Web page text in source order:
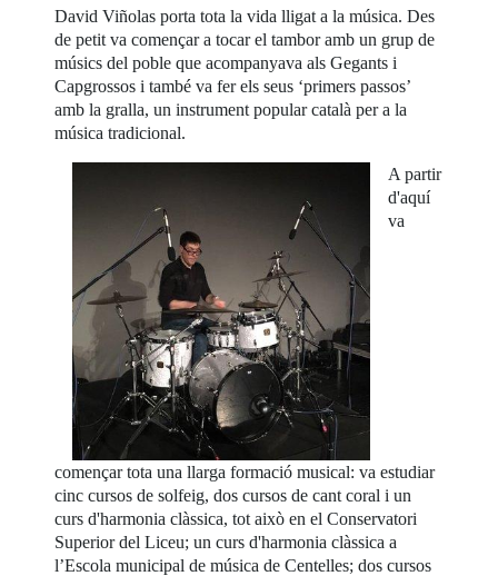
David Viñolas porta tota la vida lligat a la música. Des
de petit va començar a tocar el tambor amb un grup de
músics del poble que acompanyava als Gegants i
Capgrossos i també va fer els seus ‘primers passos’
amb la gralla, un instrument popular català per a la
música tradicional.
A partir
d'aquí
va
començar tota una llarga formació musical: va estudiar
cinc cursos de solfeig, dos cursos de cant coral i un
curs d'harmonia clàssica, tot això en el Conservatori
Superior del Liceu; un curs d'harmonia clàssica a
l’Escola municipal de música de Centelles; dos cursos